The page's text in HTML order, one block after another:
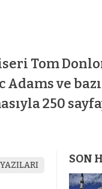
Tom
ve
250
SON